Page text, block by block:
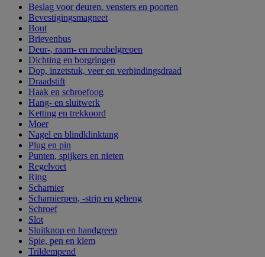
Beslag voor deuren, vensters en poorten
Bevestigingsmagneet
Bout
Brievenbus
Deur-, raam- en meubelgrepen
Dichting en borgringen
Dop, inzetstuk, veer en verbindingsdraad
Draadstift
Haak en schroefoog
Hang- en sluitwerk
Ketting en trekkoord
Moer
Nagel en blindklinktang
Plug en pin
Punten, spijkers en nieten
Regelvoet
Ring
Scharnier
Scharnierpen, -strip en geheng
Schroef
Slot
Sluitknop en handgreep
Spie, pen en klem
Trildempend